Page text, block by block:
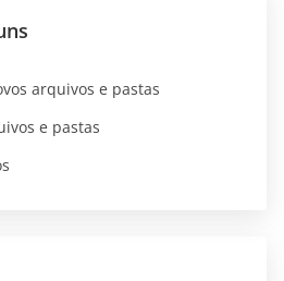
arquivos e pastas
e pastas